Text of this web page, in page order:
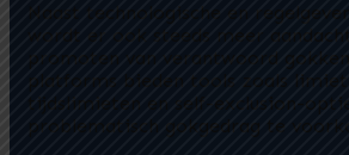
Naast technologische en
wordt er ook steeds meer
promoten van verantwoord
platforms bieden tools zoals
tijdslimieten en self-exclusion-
problematisch gokgedrag te